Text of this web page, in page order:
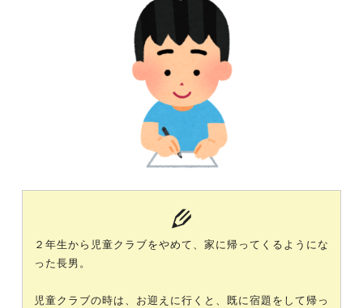
２年生から児童クラブをやめて、家に帰ってくるようにな
った長男。
児童クラブの時は、お迎えに行くと、既に宿題をして帰っ